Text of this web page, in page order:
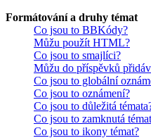
Formátování a druhy témat
Co jsou to BBKódy?
Můžu použít HTML?
Co jsou to smajlíci?
Můžu do příspěvků
Co jsou to globální
Co jsou to oznámení?
Co jsou to důležitá
Co jsou to zamknutá
Co jsou to ikony témat?